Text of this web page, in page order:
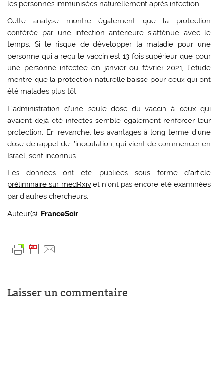
les personnes immunisées naturellement après infection.
Cette analyse montre également que la protection
conférée par une infection antérieure s’atténue avec le
temps. Si le risque de développer la maladie pour une
personne qui a reçu le vaccin est 13 fois supérieur que pour
une personne infectée en janvier ou février 2021, l’étude
montre que la protection naturelle baisse pour ceux qui ont
été malades plus tôt.
L’administration d’une seule dose du vaccin à ceux qui
avaient déjà été infectés semble également renforcer leur
protection. En revanche, les avantages à long terme d’une
dose de rappel de l’inoculation, qui vient de commencer en
Israël, sont inconnus.
Les données ont été publiées sous forme d’article
préliminaire sur medRxivet n’ont pas encore été examinées
par d’autres chercheurs.
Auteur(s): FranceSoir
Laisser un commentaire